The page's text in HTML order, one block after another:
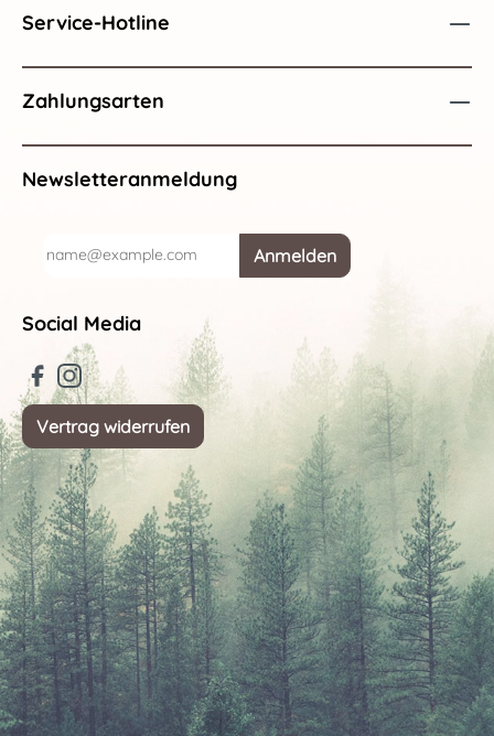
Service-Hotline
Zahlungsarten
Newsletteranmeldung
Anmelden
Social Media
Vertrag widerrufen